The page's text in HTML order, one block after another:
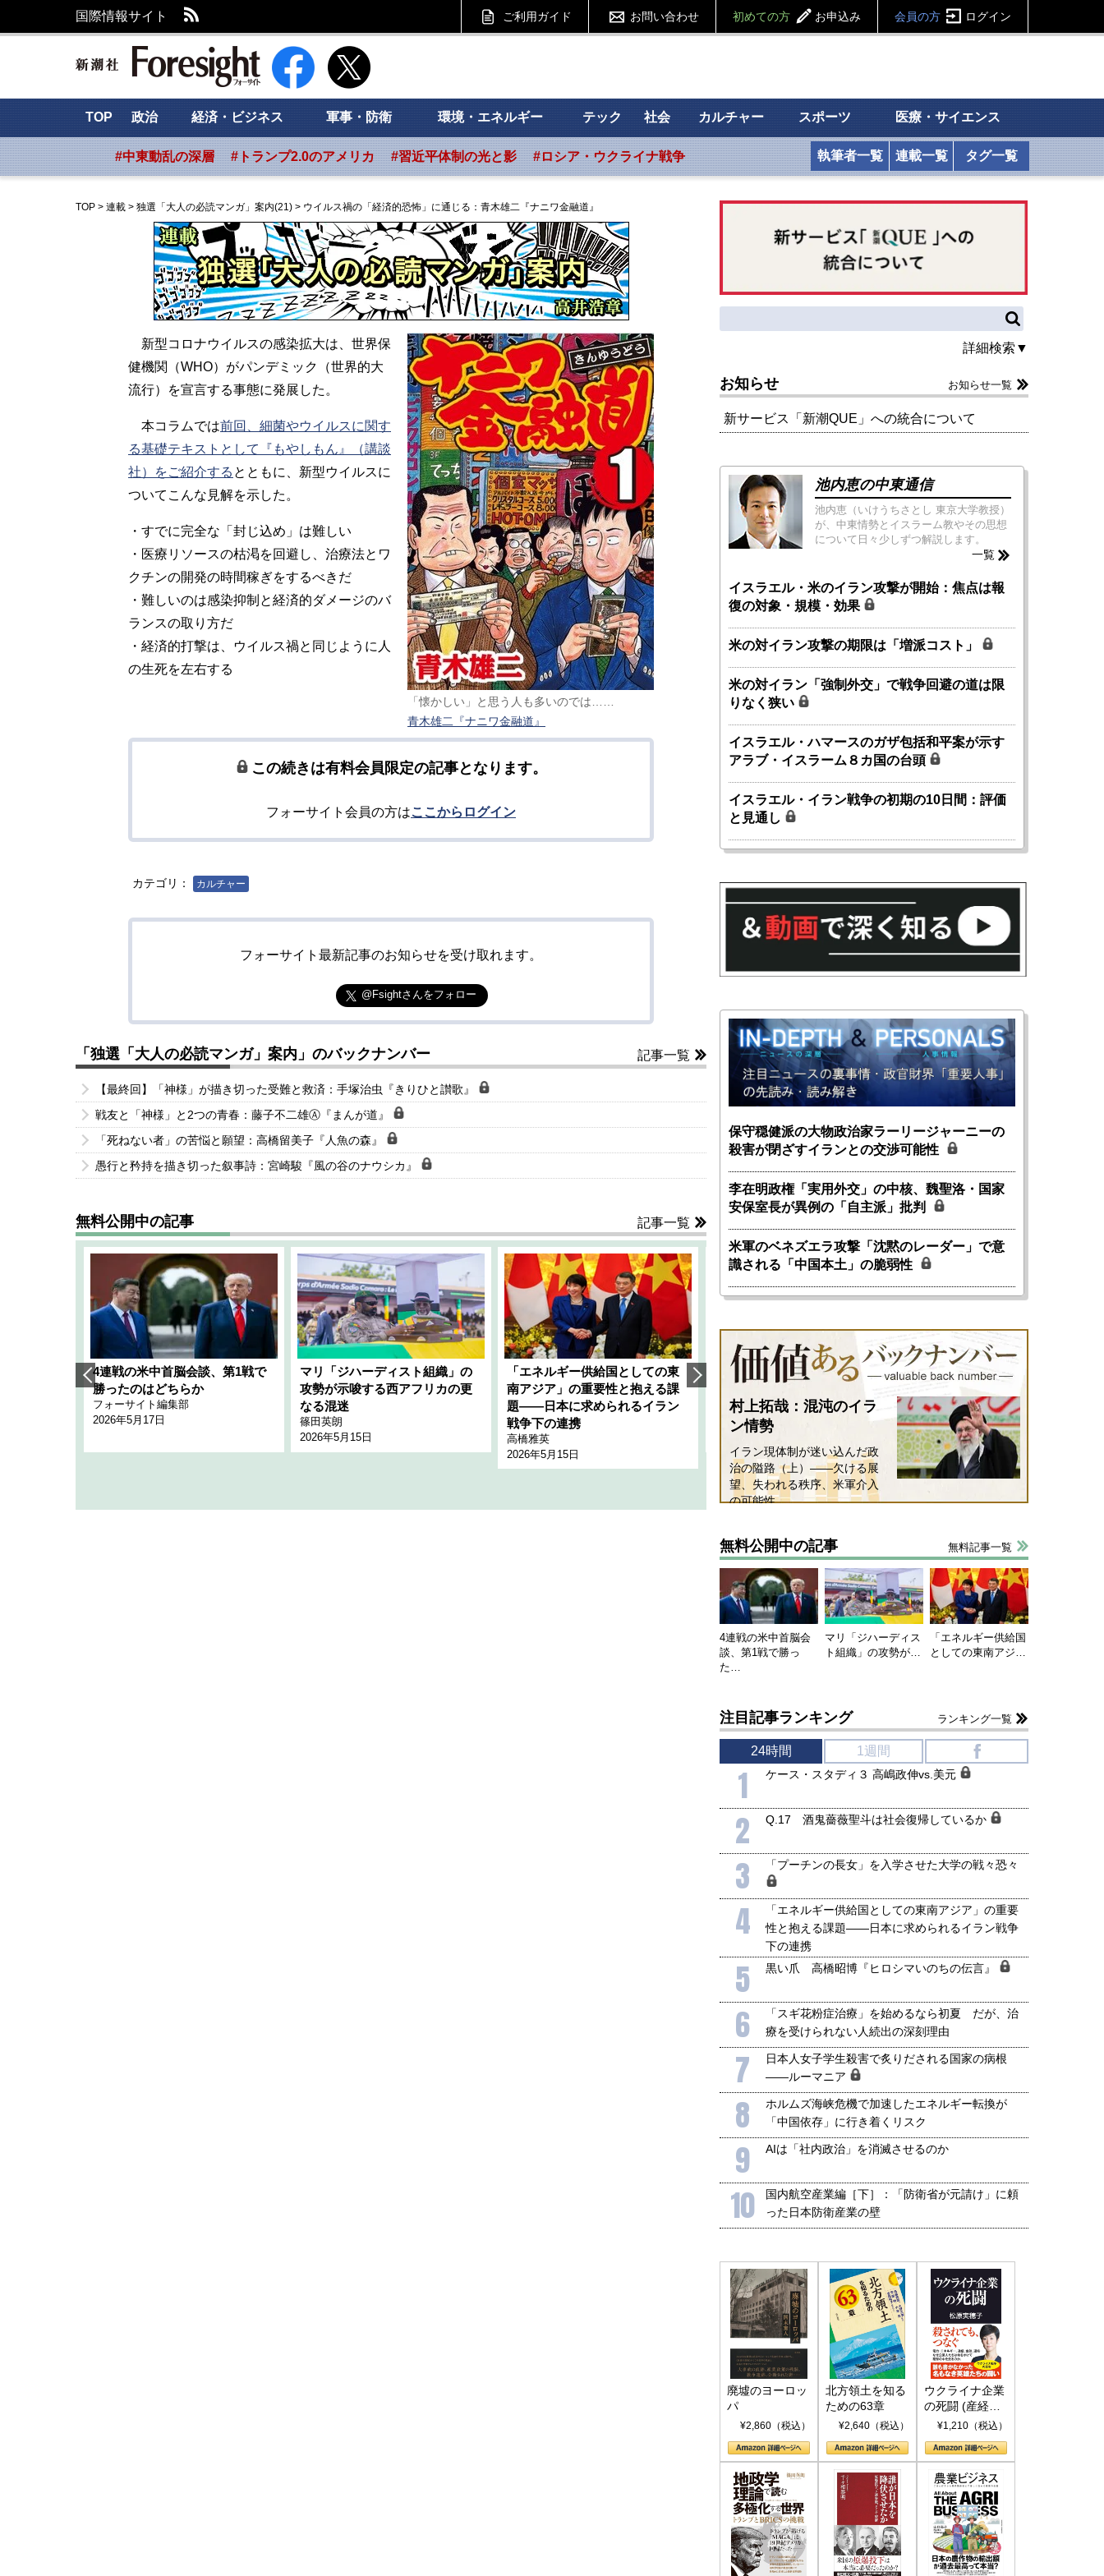
国際情報サイト ご利用ガイド お問い合わせ 初めての方 お申込み 会員の方 ログイン
新潮社 Foresight フォーサイト
TOP 政治 経済・ビジネス 軍事・防衛 環境・エネルギー テック 社会 カルチャー スポーツ 医療・サイエンス
#中東動乱の深層 #トランプ2.0のアメリカ #習近平体制の光と影 #ロシア・ウクライナ戦争 執筆者一覧 連載一覧 タグ一覧
TOP > 連載 > 独選「大人の必読マンガ」案内(21) > ウイルス禍の「経済的恐怖」に通じる：青木雄二『ナニワ金融道』
「懐かしい」と思う人も多いのでは……
青木雄二『ナニワ金融道』
新型コロナウイルスの感染拡大は、世界保
健機関（WHO）がパンデミック（世界的大
流行）を宣言する事態に発展した。
本コラムでは前回、細菌やウイルスに関す
る基礎テキストとして『もやしもん』（講談
社）をご紹介する とともに、新型ウイルスに
ついてこんな見解を示した。
・すでに完全な「封じ込め」は難しい
・医療リソースの枯渇を回避し、治療法とワ
クチンの開発の時間稼ぎをするべきだ
・難しいのは感染抑制と経済的ダメージのバ
ランスの取り方だ
・経済的打撃は、ウイルス禍と同じように人
の生死を左右する
この続きは有料会員限定の記事となります。
フォーサイト会員の方はここからログイン
カテゴリ： カルチャー
フォーサイト最新記事のお知らせを受け取れます。
@Fsightさんをフォロー
「独選「大人の必読マンガ」案内」のバックナンバー 記事一覧
【最終回】「神様」が描き切った受難と救済：手塚治虫『きりひと讃歌』
戦友と「神様」と2つの青春：藤子不二雄Ⓐ『まんが道』
「死ねない者」の苦悩と願望：高橋留美子『人魚の森』
愚行と矜持を描き切った叙事詩：宮崎駿『風の谷のナウシカ』
無料公開中の記事 記事一覧
4連戦の米中首脳会談、第1戦で
勝ったのはどちらか
フォーサイト編集部
2026年5月17日
マリ「ジハーディスト組織」の
攻勢が示唆する西アフリカの更
なる混迷
篠田英朗
2026年5月15日
「エネルギー供給国としての東
南アジア」の重要性と抱える課
題――日本に求められるイラン
戦争下の連携
高橋雅英
2026年5月15日
韓国にも理解してほしい「極東
全保障協力の意味
千々和泰明
2026年5月15日
ホルムズ海峡危機で加速したエ
ネルギー転換が「中国依存」に
行き着くリスク
小山堅
2026年5月14日
詳細検索▼
お知らせ お知らせ一覧
新サービス「新潮QUE」への統合について
池内恵の中東通信
池内恵（いけうちさとし 東京大学教授）
が、中東情勢とイスラーム教やその思想
について日々少しずつ解説します。
一覧
イスラエル・米のイラン攻撃が開始：焦点は報
復の対象・規模・効果
米の対イラン攻撃の期限は「増派コスト」
米の対イラン「強制外交」で戦争回避の道は限
りなく狭い
イスラエル・ハマースのガザ包括和平案が示す
アラブ・イスラーム８カ国の台頭
イスラエル・イラン戦争の初期の10日間：評価
と見通し
保守穏健派の大物政治家ラーリージャーニーの
殺害が閉ざすイランとの交渉可能性
李在明政権「実用外交」の中核、魏聖洛・国家
安保室長が異例の「自主派」批判
米軍のベネズエラ攻撃「沈黙のレーダー」で意
識される「中国本土」の脆弱性
村上拓哉：混沌のイラ
ン情勢
イラン現体制が迷い込んだ政
治の隘路（上）――欠ける展
望、失われる秩序、米軍介入
の可能性
無料公開中の記事 無料記事一覧
4連戦の米中首脳会
談、第1戦で勝っ
た…
マリ「ジハーディス
ト組織」の攻勢が…
「エネルギー供給国
としての東南アジ…
注目記事ランキング ランキング一覧
24時間 1週間
1 ケース・スタディ３ 高嶋政伸vs.美元
2 Q.17 酒鬼薔薇聖斗は社会復帰しているか
3 「プーチンの長女」を入学させた大学の戦々恐々
4
「エネルギー供給国としての東南アジア」の重要
性と抱える課題――日本に求められるイラン戦争
下の連携
5 黒い爪 高橋昭博『ヒロシマいのちの伝言』
6
「スギ花粉症治療」を始めるなら初夏 だが、治
療を受けられない人続出の深刻理由
7
日本人女子学生殺害で炙りだされる国家の病根
――ルーマニア
8
ホルムズ海峡危機で加速したエネルギー転換が
「中国依存」に行き着くリスク
9 AIは「社内政治」を消滅させるのか
10
国内航空産業編［下］：「防衛省が元請け」に頼
った日本防衛産業の壁
廃墟のヨーロッ
パ
¥2,860（税込）
北方領土を知る
ための63章
¥2,640（税込）
ウクライナ企業
の死闘 (産経セ
レクト S 039)
¥1,210（税込）